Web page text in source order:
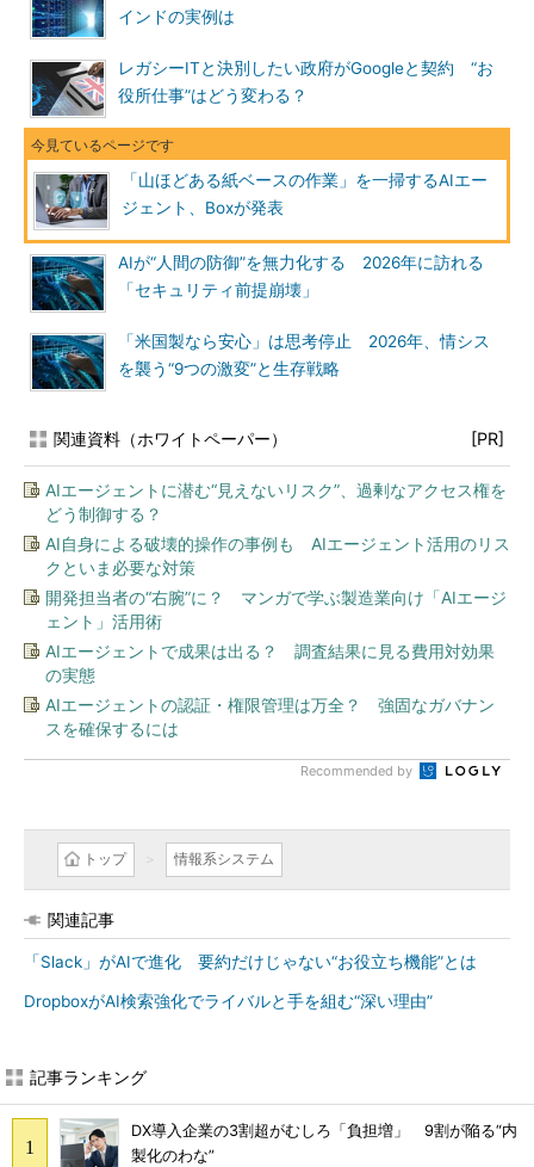
インドの実例は
レガシーITと決別したい政府がGoogleと契約 “お
役所仕事”はどう変わる？
「山ほどある紙ベースの作業」を一掃するAIエー
ジェント、Boxが発表
AIが“人間の防御”を無力化する 2026年に訪れる
「セキュリティ前提崩壊」
「米国製なら安心」は思考停止 2026年、情シス
を襲う“9つの激変”と生存戦略
関連資料（ホワイトペーパー） [PR]
AIエージェントに潜む“見えないリスク”、過剰なアクセス権を
どう制御する？
AI自身による破壊的操作の事例も AIエージェント活用のリス
クといま必要な対策
開発担当者の“右腕”に？ マンガで学ぶ製造業向け「AIエージ
ェント」活用術
AIエージェントで成果は出る？ 調査結果に見る費用対効果
の実態
AIエージェントの認証・権限管理は万全？ 強固なガバナン
スを確保するには
Recommended by
トップ 情報系システム
関連記事
「Slack」がAIで進化 要約だけじゃない“お役立ち機能”とは
DropboxがAI検索強化でライバルと手を組む“深い理由”
記事ランキング
DX導入企業の3割超がむしろ「負担増」 9割が陥る“内
製化のわな”